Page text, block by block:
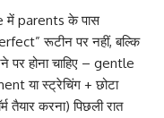
में parents के पास
रूटीन पर नहीं, बल्कि
होना चाहिए – gentle
या स्ट्रेचिंग + छोटा
करना) पिछली रात